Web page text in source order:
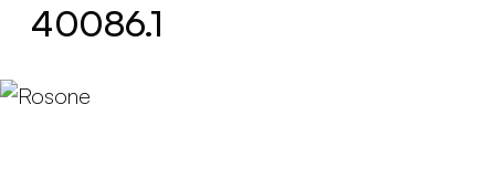
40086.1